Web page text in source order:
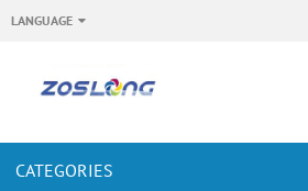
LANGUAGE